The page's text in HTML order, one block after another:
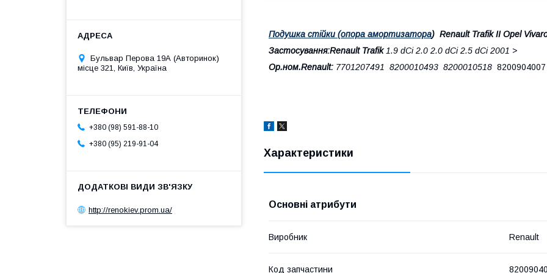
Подушка стійки (опора амортизатора) Renault Trafik II Opel
Застосування:Renault Trafik 1.9 dCi 2.0 2.0 dCi 2.5 dCi 2001 >
Ор.ном.Renault: 7701207491 8200010493 8200010518 8200904007
Характеристики
Основні атрибути
Виробник Renault
Код запчастини
Бульвар Перова 19А (Авторинок)
місце 321, Київ, Україна
+380 (98) 591-88-10
+380 (95) 219-91-04
http://renokiev.prom.ua/